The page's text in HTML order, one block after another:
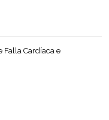
Falla Cardíaca e